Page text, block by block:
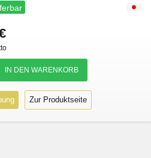
Zur Produktseite